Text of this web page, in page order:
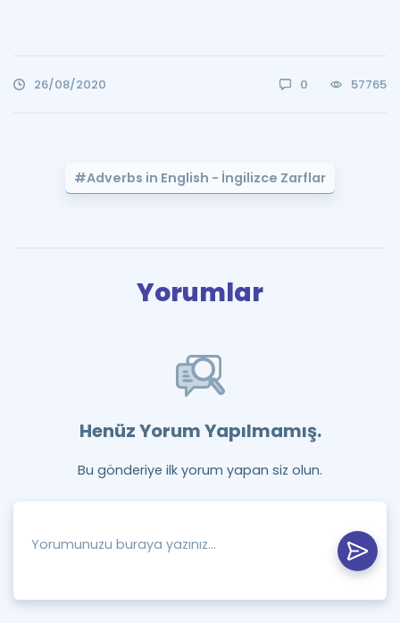
26/08/2020 0 57765
#Adverbs in English - İngilizce Zarflar
Yorumlar
Henüz Yorum Yapılmamış.
Bu gönderiye ilk yorum yapan siz olun.